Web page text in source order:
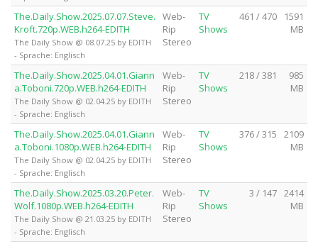
The.Daily.Show.2025.07.07.Steve.
Kroft.720p.WEB.h264-EDITH
The Daily Show @ 08.07.25 by EDITH
- Sprache: Englisch
Web-
Rip
Stereo
TV
Shows
461 / 470
1591
MB
The.Daily.Show.2025.04.01.Giann
a.Toboni.720p.WEB.h264-EDITH
The Daily Show @ 02.04.25 by EDITH
- Sprache: Englisch
Web-
Rip
Stereo
TV
Shows
218 / 381
985
MB
The.Daily.Show.2025.04.01.Giann
a.Toboni.1080p.WEB.h264-EDITH
The Daily Show @ 02.04.25 by EDITH
- Sprache: Englisch
Web-
Rip
Stereo
TV
Shows
376 / 315
2109
MB
The.Daily.Show.2025.03.20.Peter.
Wolf.1080p.WEB.h264-EDITH
The Daily Show @ 21.03.25 by EDITH
- Sprache: Englisch
Web-
Rip
Stereo
TV
Shows
3 / 147
2414
MB